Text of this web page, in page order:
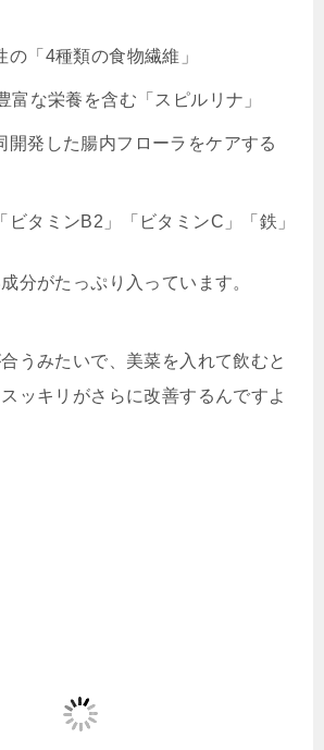
の「4種類の食物繊維」
富な栄養を含む「スピルリナ」
開発した腸内フローラをケアする
ビタミンB2」「ビタミンC」「鉄」
分がたっぷり入っています。
うみたいで、美菜を入れて飲むと
ッキリがさらに改善するんですよ